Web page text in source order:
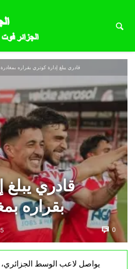
قادري يبلغ إدارة كوتري بقراره بمغادرة
قادري يبلغ
بقراره
0
يواصل لاعب الوسط الجزائري،